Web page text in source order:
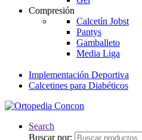
Compresión
Calcetín Jobst
Pantys
Gamballeto
Media Liga
Implementación Deportiva
Calcetines para Diabéticos
Search
Buscar por: